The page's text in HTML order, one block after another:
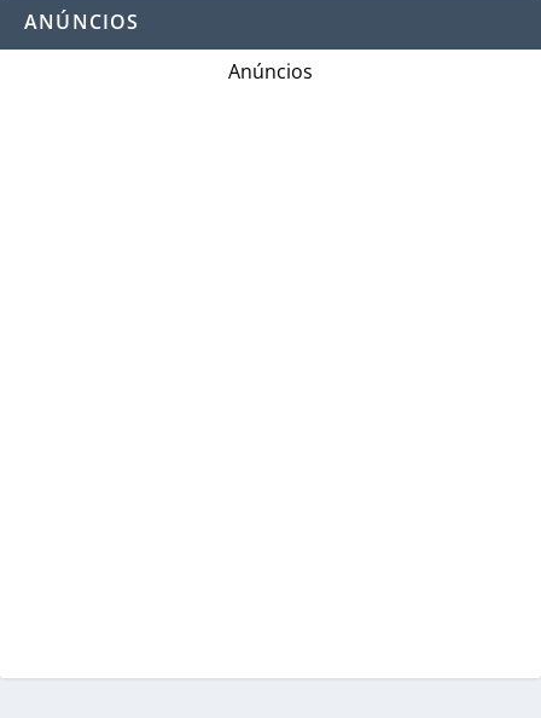
ANÚNCIOS
Anúncios